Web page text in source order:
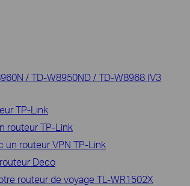
/ TD-W8950ND / TD-W8968 (V3
TP-Link
routeur TP-Link
un routeur VPN TP-Link
Deco
routeur de voyage TL-WR1502X